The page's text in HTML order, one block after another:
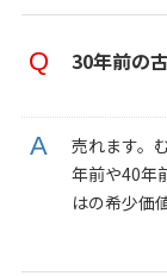
30年前の
売れます。
年前や40年
はの希少価